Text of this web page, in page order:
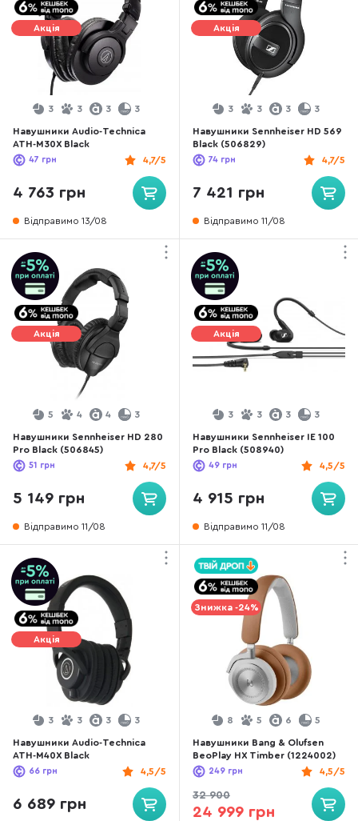
Акція
3 3 3 3
Навушники Audio-Technica
ATH-M30X Black
4,7/5
47 грн
4 763 грн
Відправимо 13/08
Акція
3 3 3 3
Навушники Sennheiser HD 569
Black (506829)
4,7/5
74 грн
7 421 грн
Відправимо 11/08
Акція
5 4 4 3
Навушники Sennheiser HD 280
Pro Black (506845)
4,7/5
51 грн
5 149 грн
Відправимо 11/08
Акція
3 3 3 3
Навушники Sennheiser IE 100
Pro Black (508940)
4,5/5
49 грн
4 915 грн
Відправимо 11/08
Акція
3 3 3 3
Навушники Audio-Technica
ATH-M40X Black
4,5/5
66 грн
6 689 грн
Знижка -24%
8 5 6 5
Навушники Bang & Olufsen
BeoPlay HX Timber (1224002)
4,5/5
249 грн
32 900
24 999 грн